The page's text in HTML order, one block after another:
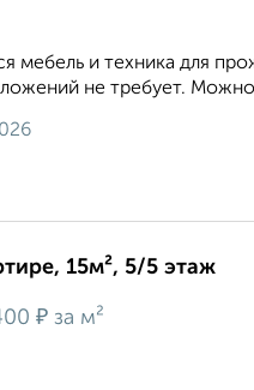
мебель и техника для
не требует.
15м², 5/5 этаж
₽ за м²